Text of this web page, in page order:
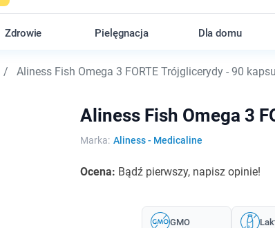
Zdrowie Pielęgnacja Dla domu
Aliness Fish Omega 3 FORTE Trójglicerydy - 90
Aliness Fish Omega 3
Marka: Aliness - Medicaline
Ocena: Bądź pierwszy, napisz opinie!
GMO